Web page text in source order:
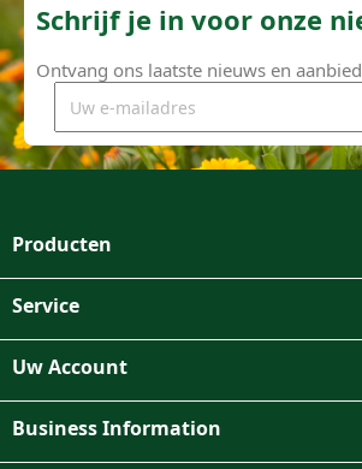
Schrijf je in voor onze
Ontvang ons laatste nieuws en
Producten
Service
Uw Account
Business Information